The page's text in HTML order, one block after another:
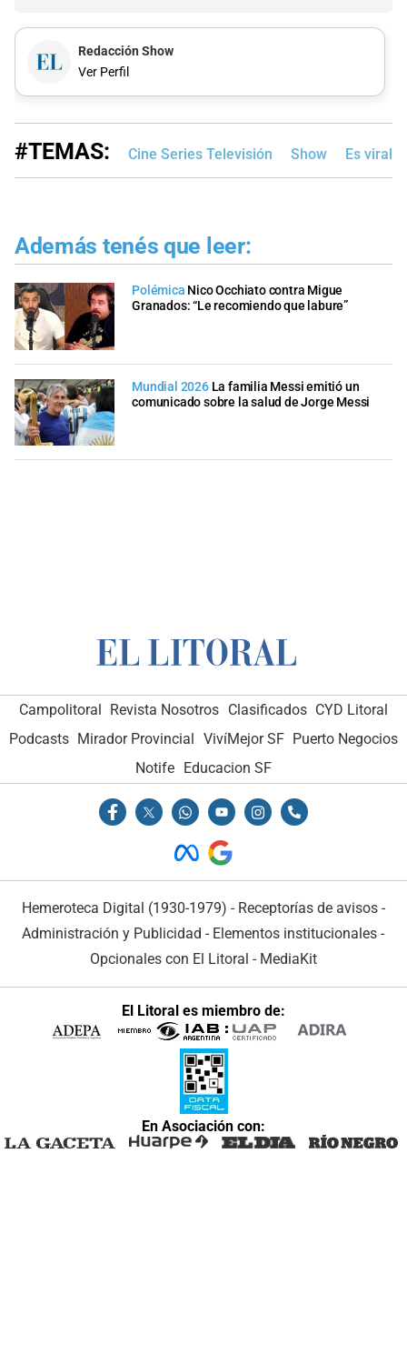
Redacción Show
Ver Perfil
#TEMAS: Cine Series Televisión Show Es viral
Además tenés que leer:
Polémica Nico Occhiato contra Migue
Granados: “Le recomiendo que labure”
Mundial 2026 La familia Messi emitió un
comunicado sobre la salud de Jorge Messi
Campolitoral Revista Nosotros Clasificados CYD Litoral
Podcasts Mirador Provincial VivíMejor SF Puerto Negocios
Notife Educacion SF
Hemeroteca Digital (1930-1979) - Receptorías de avisos -
Administración y Publicidad - Elementos institucionales -
Opcionales con El Litoral - MediaKit
El Litoral es miembro de:
En Asociación con: